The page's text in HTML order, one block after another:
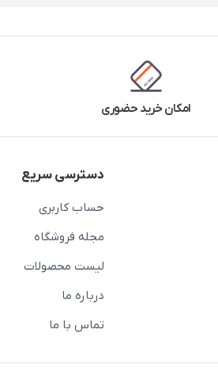
امکان خرید حضوری
دسترسی سریع
حساب کاربری
مجله فروشگاه
لیست محصولات
درباره ما
تماس با ما